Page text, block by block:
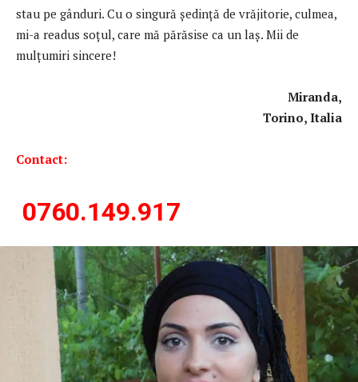
stau pe gânduri. Cu o singură şedinţă de vrăjitorie, culmea,
mi-a readus soţul, care mă părăsise ca un laș. Mii de
mulţumiri sincere!
Miranda,
Torino, Italia
Contact:
0760.149.917